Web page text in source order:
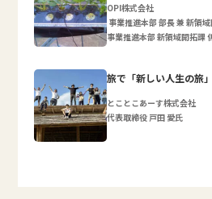
OPI株式会社
事業推進本部 部長 兼 新領
事業推進本部 新領域開拓
旅で「新しい人生の旅
とことこあーす株式会社
代表取締役 戸田 愛氏